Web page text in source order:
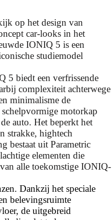
op het design van
car-looks in het
IONIQ 5 is een
studiemodel
5 biedt een verfrissende
complexiteit achterwege
minimalisme de
motorkap
auto. Het beperkt het
strakke, hightech
bestaat uit Parametric
elementen die
alle toekomstige IONIQ-
Dankzij het speciale
belevingsruimte
de uitgebreid